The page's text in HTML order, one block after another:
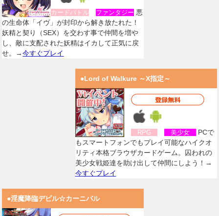
カードバトル ファンタジー 悪
の生命体「イヴ」が封印から解き放たれた！
妖精と契り（SEX）を交わす事で仲間を増や
し、敵に支配された妖精はイカして正気に戻
せ。→今すぐプレイ
●Lord of Walkure ～X指定～
RPG 美少女
PCで
もスマートフォンでもプレイ可能なハイクオ
リティ本格ブラウザカードゲーム。囚われの
美少女戦姫達を助け出して仲間にしよう！→
今すぐプレイ
●淫魔降臨デビル☆カーニバル